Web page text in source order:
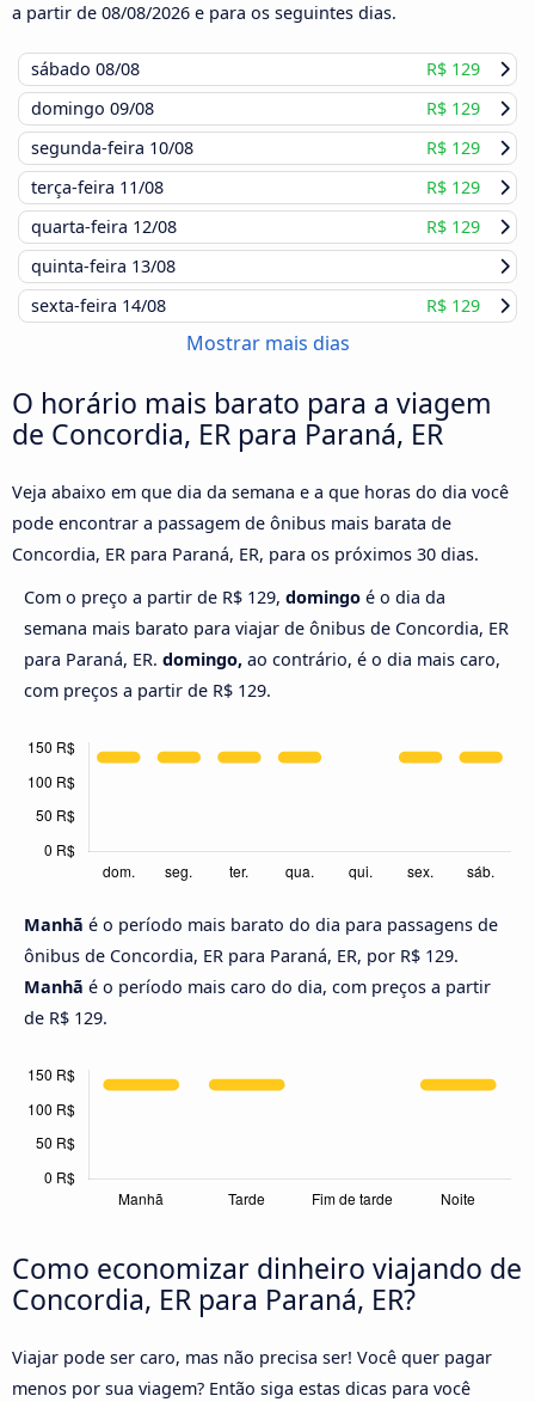
a partir de 08/08/2026 e para os seguintes dias.
sábado 08/08
R$ 129
domingo 09/08
R$ 129
segunda-feira 10/08
R$ 129
terça-feira 11/08
R$ 129
quarta-feira 12/08
R$ 129
quinta-feira 13/08
sexta-feira 14/08 R$ 129
Mostrar mais dias
O horário mais barato para a viagem
de Concordia, ER para Paraná, ER
Veja abaixo em que dia da semana e a que horas do dia você
pode encontrar a passagem de ônibus mais barata de
Concordia, ER para Paraná, ER, para os próximos 30 dias.
Com o preço a partir de R$ 129, domingo é o dia da
semana mais barato para viajar de ônibus de Concordia, ER
para Paraná, ER. domingo, ao contrário, é o dia mais caro,
com preços a partir de R$ 129.
Manhã é o período mais barato do dia para passagens de
ônibus de Concordia, ER para Paraná, ER, por R$ 129.
Manhã é o período mais caro do dia, com preços a partir
de R$ 129.
Como economizar dinheiro viajando de
Concordia, ER para Paraná, ER?
Viajar pode ser caro, mas não precisa ser! Você quer pagar
menos por sua viagem? Então siga estas dicas para você